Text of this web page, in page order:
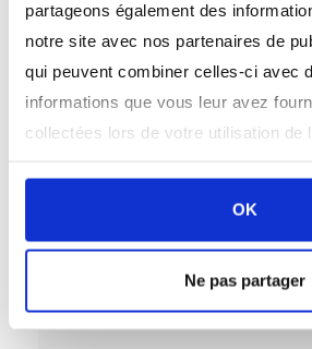
partageons également des
notre site avec nos partenaires de
qui peuvent combiner celles-ci avec
informations que vous leur avez
collectées lors de votre utilisation de
OK
Ne pas partager
06 07 03 38